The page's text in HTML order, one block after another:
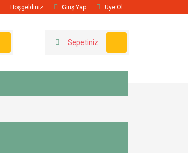
Hoşgeldiniz Giriş Yap Üye Ol
Sepetiniz